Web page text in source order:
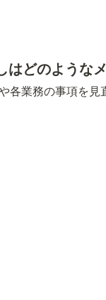
はどのような
各業務の事項を